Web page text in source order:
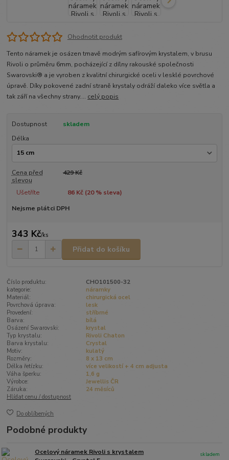
Ohodnotit produkt
Tento náramek je osázen tmavě modrým safírovým krystalem, v brusu
Rivoli o průměru 6mm, pocházející z dílny rakouské společnosti
Swarovski® a je vyroben z kvalitní chirurgické oceli v lesklé povrchové
úpravě. Díky pokovené zadní straně krystaly odráží daleko více světla a
tak září na všechny strany.... celý popis
Dostupnost
skladem
Délka
Cena před
slevou
429 Kč
Ušetříte 86 Kč (20% sleva)
Nejsme plátci DPH
343 Kč/ks
Přidat do košíku
Číslo produktu:
CHO101500-32
kategorie:
náramky
Materiál:
chirurgická ocel
Povrchová úprava:
lesk
Provedení:
stříbrné
Barva:
bílá
Osázení Swarovski:
krystal
Typ krystalu:
Rivoli Chaton
Barva krystalu:
Crystal
Motiv:
kulatý
Rozměry:
8 x 13 cm
Délka řetízku:
více velikostí + 4 cm adjusta
Váha šperku:
1,6 g
Výrobce:
Jewellis ČR
Záruka:
24 měsíců
Hlídat cenu / dostupnost
Do oblíbených
Podobné produkty
Ocelový náramek Rivoli s krystalem
skladem